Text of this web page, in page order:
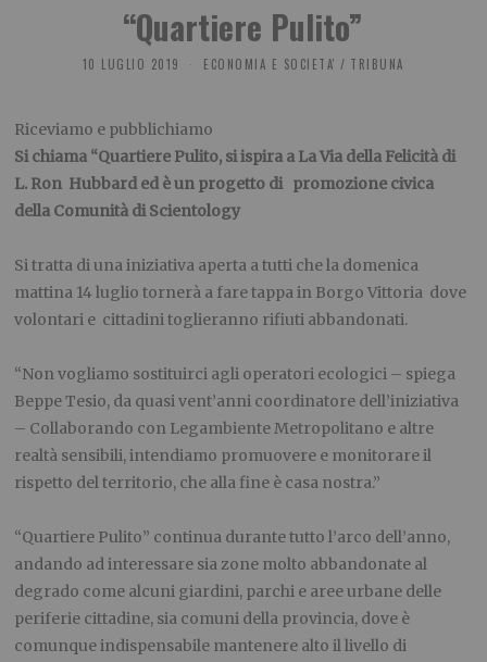
“Quartiere Pulito”
10 LUGLIO 2019 ECONOMIA E SOCIETA' / TRIBUNA
Riceviamo e pubblichiamo
Si chiama “Quartiere Pulito, si ispira a LaVia della Felicità di
L. Ron Hubbard ed è un progetto di promozione civica
della Comunità di Scientology
Si tratta di una iniziativa aperta a tutti che la domenica
mattina 14 luglio tornerà a fare tappa in Borgo Vittoria dove
volontari e cittadini toglieranno rifiuti abbandonati.
“Non vogliamo sostituirci agli operatori ecologici – spiega
Beppe Tesio, da quasi vent’anni coordinatore dell’iniziativa
– Collaborando con Legambiente Metropolitano e altre
realtà sensibili, intendiamo promuovere e monitorare il
rispetto del territorio, che alla fine è casa nostra.”
“Quartiere Pulito” continua durante tutto l’arco dell’anno,
andando ad interessare sia zone molto abbandonate al
degrado come alcuni giardini, parchi e aree urbane delle
periferie cittadine, sia comuni della provincia, dove è
comunque indispensabile mantenere alto il livello di